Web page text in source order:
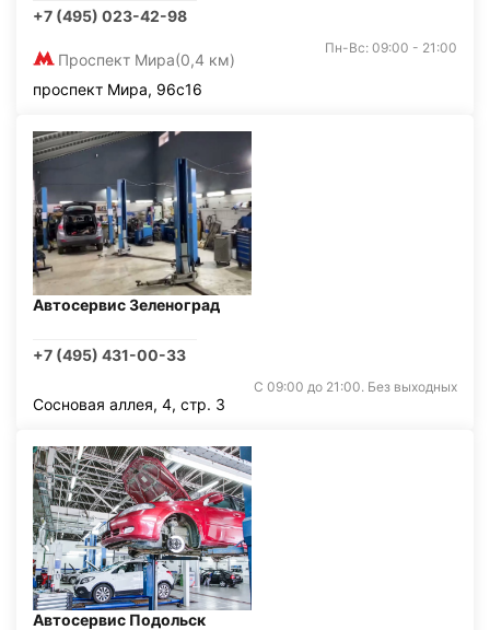
+7 (495) 023-42-98
Проспект Мира(0,4 км)
Пн-Вс: 09:00 - 21:00
проспект Мира, 96с16
Автосервис Зеленоград
+7 (495) 431-00-33
С 09:00 до 21:00. Без выходных
Сосновая аллея, 4, стр. 3
Автосервис Подольск